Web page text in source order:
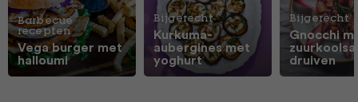
Barbecue
recepten
Vega burger met
halloumi
Bijgerecht
Kurkuma-
aubergines met
yoghurt
Bijgerecht
Gnocchi
druiven